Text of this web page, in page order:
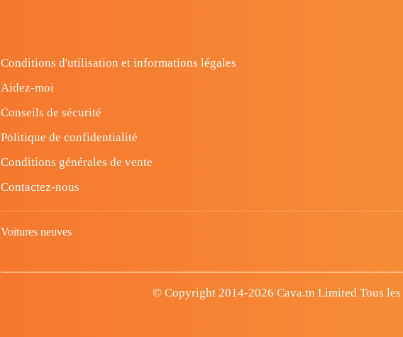
Conditions d'utilisation et informations légales
Aidez-moi
Conseils de sécurité
Politique de confidentialité
Conditions générales de vente
Contactez-nous
Voitures neuves
© Copyright 2014-2026 Cava.tn Limited Tous les